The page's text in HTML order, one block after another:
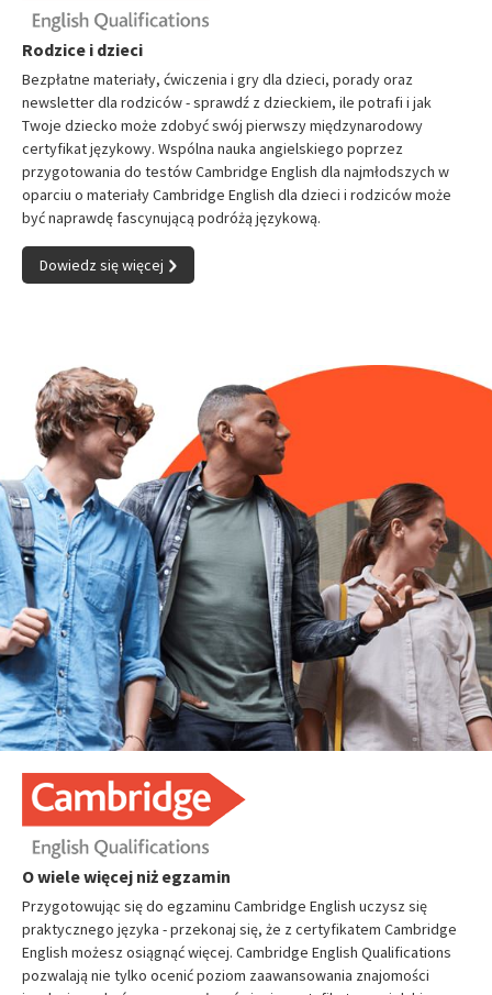
Rodzice i dzieci
Bezpłatne materiały, ćwiczenia i gry dla dzieci, porady oraz
newsletter dla rodziców - sprawdź z dzieckiem, ile potrafi i jak
Twoje dziecko może zdobyć swój pierwszy międzynarodowy
certyfikat językowy. Wspólna nauka angielskiego poprzez
przygotowania do testów Cambridge English dla najmłodszych w
oparciu o materiały Cambridge English dla dzieci i rodziców może
być naprawdę fascynującą podróżą językową.
Dowiedz się więcej
O wiele więcej niż egzamin
Przygotowując się do egzaminu Cambridge English uczysz się
praktycznego języka - przekonaj się, że z certyfikatem Cambridge
English możesz osiągnąć więcej. Cambridge English Qualifications
pozwalają nie tylko ocenić poziom zaawansowania znajomości